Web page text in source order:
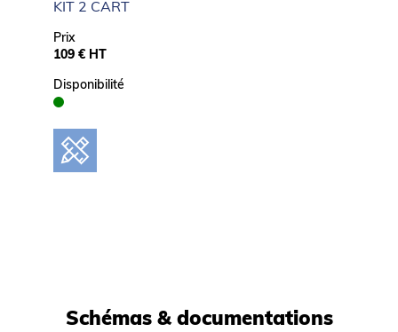
KIT 2 CART
Prix
109 € HT
Disponibilité
Schémas & documentations